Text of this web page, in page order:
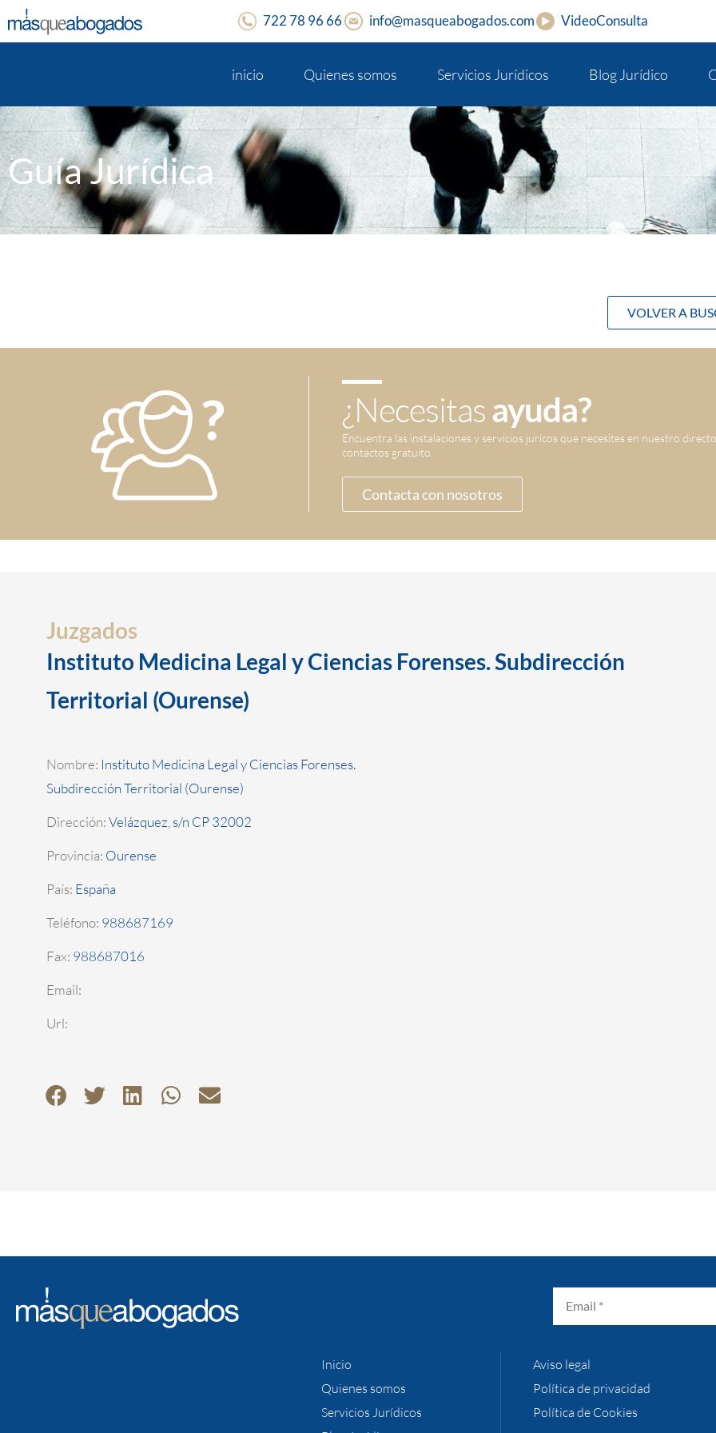
722 78 96 66 info@masqueabogados.com VideoConsulta
inicio Quienes somos Servicios Jurídicos Blog Jurídico
Guía Jurídica
VOLVER A
¿Necesitasayuda?
Encuentra las instalaciones y servicios jurícos que necesites en nuestro
contactos gratuito.
Contacta con nosotros
Juzgados
Instituto Medicina Legal y Ciencias Forenses. Subdirección
Territorial (Ourense)
Nombre: Instituto Medicina Legal y Ciencias Forenses.
Subdirección Territorial (Ourense)
Dirección:Velázquez, s/n CP 32002
Provincia: Ourense
País: España
Teléfono: 988687169
Fax: 988687016
Email:
Url:
Inicio
Quienes somos
Servicios Jurídicos
Aviso legal
Política de privacidad
Política de Cookies